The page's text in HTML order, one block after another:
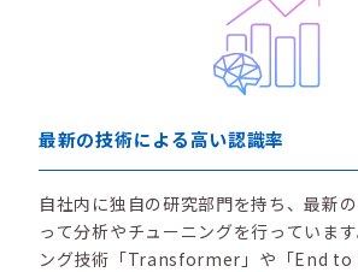
最新の技術による高い認識率
自社内に独自の研究部門を持ち、最新
って分析やチューニングを行っていま
ング技術「Transformer」や「End to